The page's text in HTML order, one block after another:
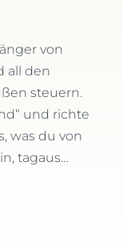
von
all den
steuern.
und richte
was du von
tagaus…